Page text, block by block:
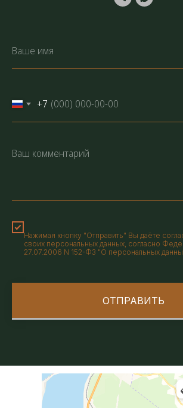
+7
Нажимая кнопку "Отправить" Вы даёте
своих персональных данных, согласно
27.07.2006 N 152-ФЗ "О персональных
ОТПРАВИТЬ